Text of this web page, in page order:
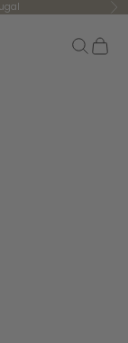
Pesquisar